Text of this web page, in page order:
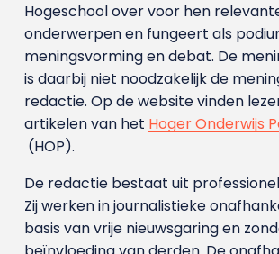
Hogeschool over voor hen
onderwerpen en fungeert als
meningsvorming en debat. De
is daarbij niet noodzakelijk de
redactie. Op de website vinden
artikelen van het Hoger Onderwijs
(HOP).
De redactie bestaat uit
Zij werken in journalistieke
basis van vrije nieuwsgaring en